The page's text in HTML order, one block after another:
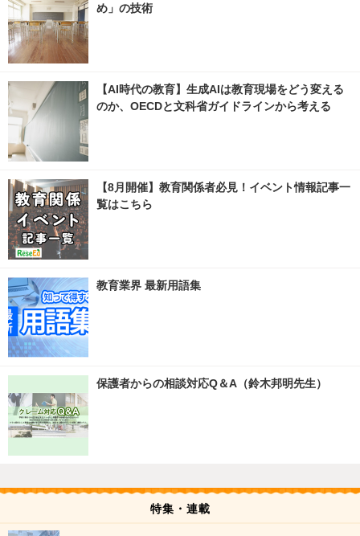
め」の技術
【AI時代の教育】生成AIは教育現場をどう変える
のか、OECDと文科省ガイドラインから考える
【8月開催】教育関係者必見！イベント情報記事一
覧はこちら
教育業界 最新用語集
保護者からの相談対応Q＆A（鈴木邦明先生）
特集・連載